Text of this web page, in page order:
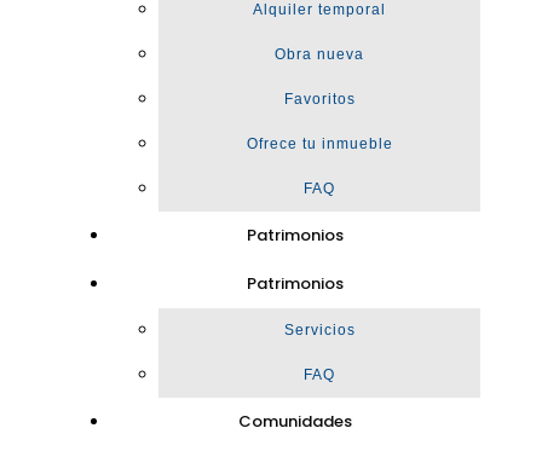
Alquiler temporal
Obra nueva
Favoritos
Ofrece tu inmueble
FAQ
Patrimonios
Patrimonios
Servicios
FAQ
Comunidades